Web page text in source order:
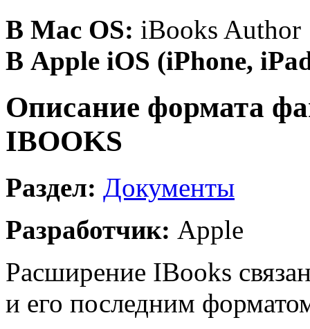
В Mac OS: iBooks Author
В Apple iOS (iPhone,
Описание формата
IBOOKS
Раздел: Документы
Разработчик: Apple
Расширение IBooks
и его последним